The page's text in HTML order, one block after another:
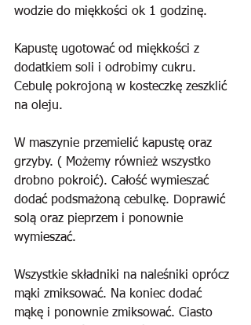
wodzie do miękkości ok 1 godzinę.
Kapustę ugotować od miękkości z
dodatkiem soli i odrobimy cukru.
Cebulę pokrojoną w kosteczkę zeszklić
na oleju.
W maszynie przemielić kapustę oraz
grzyby. ( Możemy również wszystko
drobno pokroić). Całość wymieszać
dodać podsmażoną cebulkę. Doprawić
solą oraz pieprzem i ponownie
wymieszać.
Wszystkie składniki na naleśniki oprócz
mąki zmiksować. Na koniec dodać
mąkę i ponownie zmiksować. Ciasto